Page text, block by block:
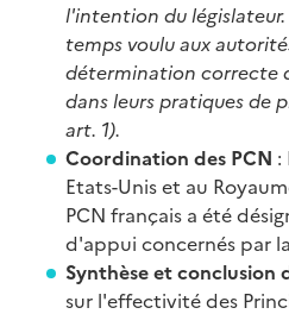
l'intention du
temps voulu aux
détermination correcte
dans leurs pratiques de
art. 1).
Coordination des PCN :
Etats-Unis et au
PCN français a été
d'appui concernés par
Synthèse et conclusion
sur l'effectivité des